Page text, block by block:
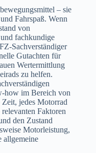
– sie
Fahrspaß. Wenn
von
fachkundige
Sachverständiger
Gutachten für
Wertermittlung
zu helfen.
how im Bereich von
jedes Motorrad
Faktoren
den Zustand
Motorleistung,
allgemeine